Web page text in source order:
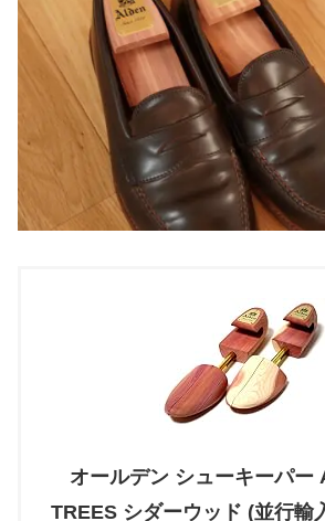
オールデン シューキーパー
TREES シダーウッド (並行輸